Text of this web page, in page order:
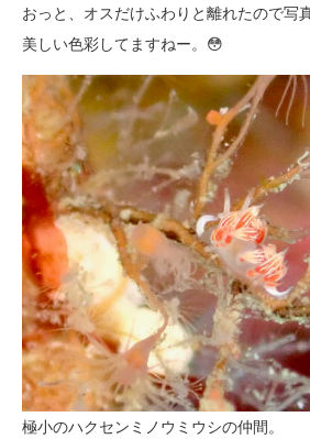
おっと、オスだけふわりと離れたので写
美しい色彩してますねー。😳
極小のハクセンミノウミウシの仲間。